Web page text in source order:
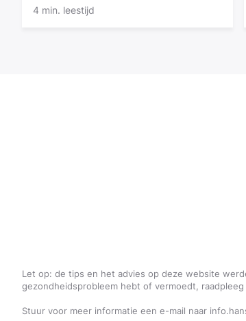
4 min. leestijd
Let op: de tips en het advies op deze website
gezondheidsprobleem hebt of vermoedt,